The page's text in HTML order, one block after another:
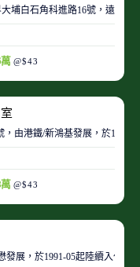
埔白石角科進路16號，遠離
萬 @$43
，由港鐵/新鴻基發展，於
萬 @$43
發展，於1991-05起陸續入伙